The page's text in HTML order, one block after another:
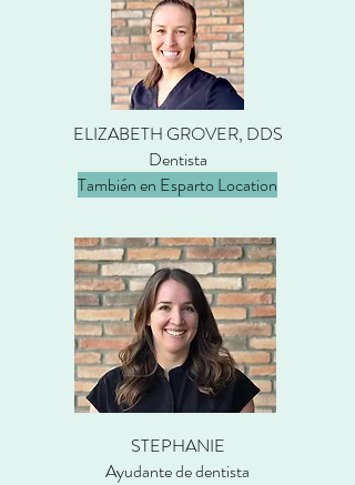
ELIZABETH GROVER, DDS
Dentista
También en Esparto Location
STEPHANIE
Ayudante de dentista